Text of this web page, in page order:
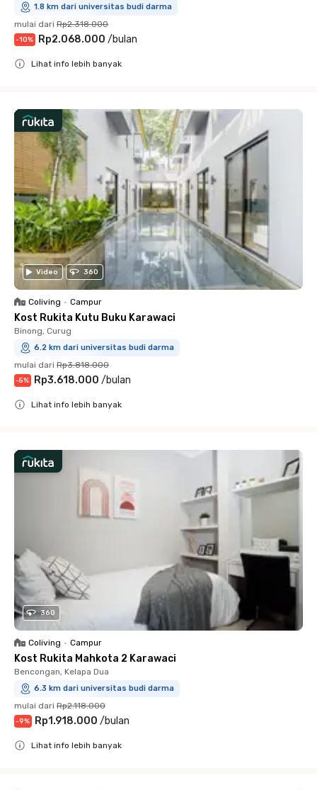
1.8 km dari universitas budi darma
mulai dari Rp2.318.000
-10% Rp2.068.000 /bulan
Lihat info lebih banyak
Video 360
Coliving • Campur
Kost Rukita Kutu Buku Karawaci
Binong, Curug
6.2 km dari universitas budi darma
mulai dari Rp3.818.000
-5% Rp3.618.000 /bulan
Lihat info lebih banyak
360
Coliving • Campur
Kost Rukita Mahkota 2 Karawaci
Bencongan, Kelapa Dua
6.3 km dari universitas budi darma
mulai dari Rp2.118.000
-9% Rp1.918.000 /bulan
Lihat info lebih banyak